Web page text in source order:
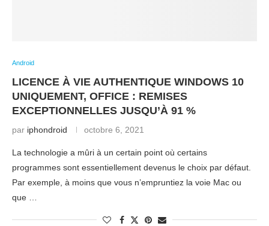
Android
LICENCE À VIE AUTHENTIQUE WINDOWS 10
UNIQUEMENT, OFFICE : REMISES
EXCEPTIONNELLES JUSQU’À 91 %
par iphondroid octobre 6, 2021
La technologie a mûri à un certain point où certains
programmes sont essentiellement devenus le choix par défaut.
Par exemple, à moins que vous n’empruntiez la voie Mac ou
que …